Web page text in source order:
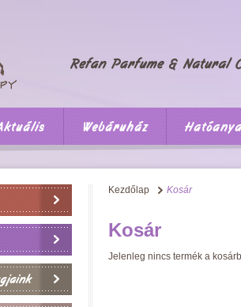
Webáruház
Kezdőlap Kosár
Kosár
Jelenleg nincs termék a